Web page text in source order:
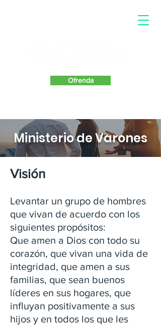
Ofrenda
Ministerio de Varones
Visión
Levantar un grupo de hombres
que vivan de acuerdo con los
siguientes propósitos:
Que amen a Dios con todo su
corazón, que vivan una vida de
integridad, que amen a sus
familias, que sean buenos
líderes en sus hogares, que
influyan positivamente a sus
hijos y en todos los que les